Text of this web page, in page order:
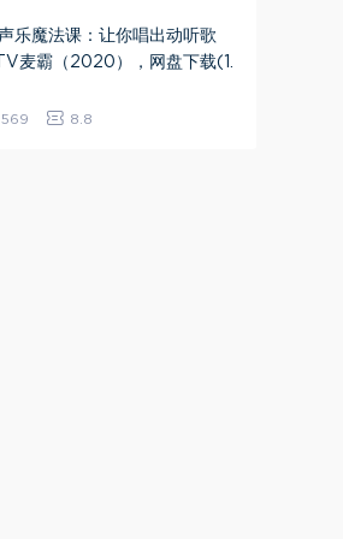
乐魔法课：让你唱出动听歌
麦霸（2020），网盘下载(1.
569 8.8